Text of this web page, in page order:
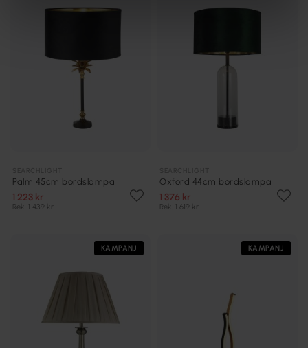
Palm 45cm bordslampa
1 223 kr
Rek. 1 439 kr
Oxford 44cm bordslampa
1 376 kr
Rek. 1 619 kr
KAMPANJ KAMPANJ